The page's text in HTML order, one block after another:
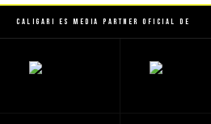
Caligari es Media Partner Oficial de